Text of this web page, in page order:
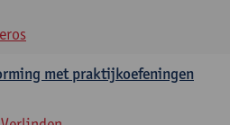
met praktijkoefeningen